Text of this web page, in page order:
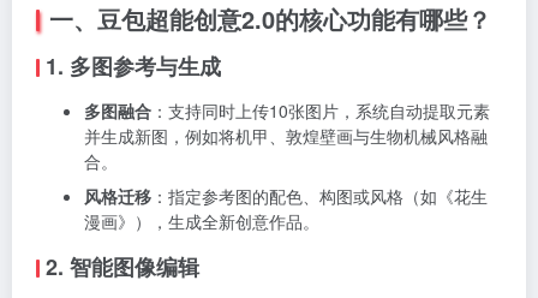
一、豆包超能创意2.0的核心功能有哪些？
1. 多图参考与生成
多图融合 ：支持同时上传10张图片，系统自动提取元素
并生成新图，例如将机甲、敦煌壁画与生物机械风格融
合。
风格迁移 ：指定参考图的配色、构图或风格（如《花生
漫画》），生成全新创意作品。
2. 智能图像编辑